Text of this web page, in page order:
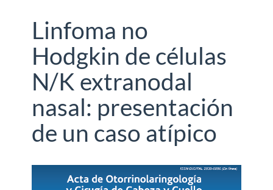
Linfoma no
Hodgkin de células
N/K extranodal
nasal: presentación
de un caso atípico
Barra